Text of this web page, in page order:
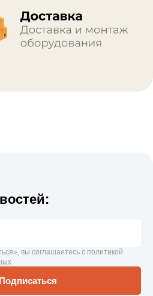
вы соглашаетесь с политикой
Подписаться